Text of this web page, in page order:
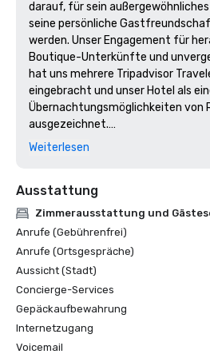
darauf, für sein
seine persönliche
werden. Unser Engagement für
Boutique-Unterkünfte und
hat uns mehrere Tripadvisor
eingebracht und unser Hotel als
Übernachtungsmöglichkeiten von
ausgezeichnet.
Verliehen an Unterkünfte, die im
durchweg herausragende
von Reisenden erhalten haben. Mit
Award werden Hotels
außergewöhnlichen Service,
und unvergessliche
das Hotel Indigo Austin Downtown
besten bewerteten Hotels von
gleich, ob Sie uns geschäftlich,
besuchen, unsere Gäste schätzen
Weiterlesen
Ausstattung
Zimmerausstattung und
Anrufe (Gebührenfrei)
Anrufe (Ortsgespräche)
Aussicht (Stadt)
Concierge-Services
Gepäckaufbewahrung
Internetzugang
Voicemail